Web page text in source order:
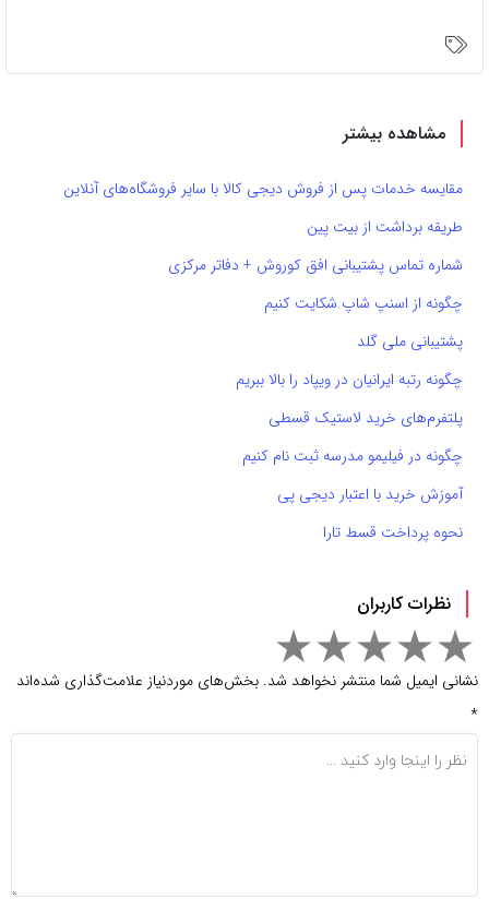
مشاهده بیشتر
مقایسه خدمات پس از فروش دیجی کالا با سایر فروشگاه‌های آنلاین
طریقه برداشت از بیت پین
شماره تماس پشتیبانی افق کوروش + دفاتر مرکزی
چگونه از اسنپ شاپ شکایت کنیم
پشتیبانی ملی گلد
چگونه رتبه ایرانیان در ویپاد را بالا ببریم
پلتفرم‌های خرید لاستیک قسطی
چگونه در فیلیمو مدرسه ثبت نام کنیم
آموزش خرید با اعتبار دیجی پی
نحوه پرداخت قسط تارا
نظرات کاربران
نشانی ایمیل شما منتشر نخواهد شد. بخش‌های موردنیاز علامت‌گذاری شده‌اند
*